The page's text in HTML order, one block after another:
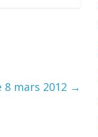
8 mars 2012 →